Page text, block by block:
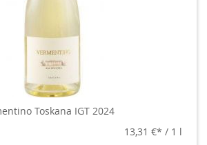
Toskana IGT 2024
13,31 €
/ 1 l